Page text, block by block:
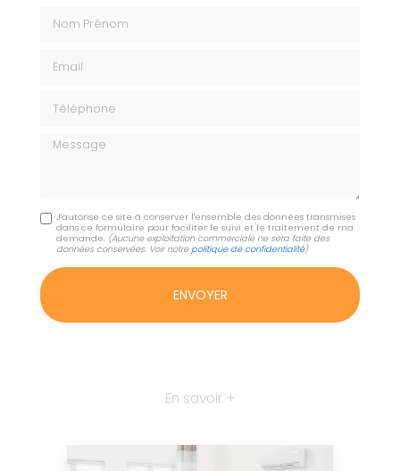
Message
J'autorise ce site à conserver l'ensemble des données transmises
dans ce formulaire pour faciliter le suivi et le traitement de ma
demande. (Aucune exploitation commerciale ne sera faite des
données conservées. Voir notrepolitique de confidentialité)
En savoir +